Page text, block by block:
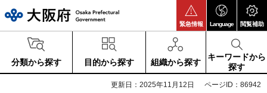
緊急情報 Language 閲覧補助
分類から探す 目的から探す 組織から探す
キーワードから
探す
更新日：2025年11月12日 ページID：86942